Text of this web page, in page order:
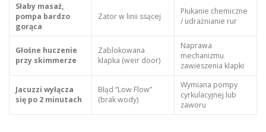
Słaby masaż,
pompa bardzo
gorąca
Zator w linii ssącej
Płukanie chemiczne
/ udrażnianie rur
Głośne huczenie
przy skimmerze
Zablokowana
klapka (weir door)
Naprawa
mechanizmu
zawieszenia klapki
Jacuzzi wyłącza
się po 2 minutach
Błąd “Low Flow”
(brak wody)
Wymiana pompy
cyrkulacyjnej lub
zaworu